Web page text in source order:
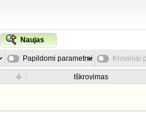
Naujas
Papildomi parametrai Kroviniai
Iškrovimas